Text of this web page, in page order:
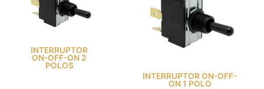
INTERRUPTOR
ON-OFF-ON 2
POLOS
INTERRUPTOR ON-OFF-
ON 1 POLO